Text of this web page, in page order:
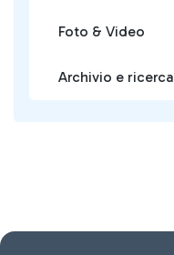
Foto & Video
Archivio e ricerca